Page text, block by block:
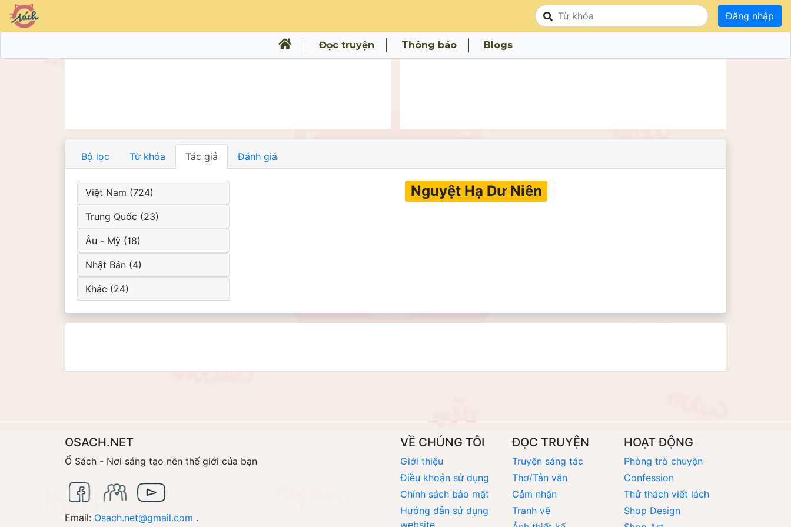
Đăng nhập
Đọc truyện Thông báo Blogs
Bộ lọc Từ khóa Tác giả Đánh giá
Việt Nam (724)
Trung Quốc (23)
Âu - Mỹ (18)
Nhật Bản (4)
Khác (24)
Nguyệt Hạ Dư Niên
OSACH.NET
Ổ Sách - Nơi sáng tạo nên thế giới của bạn
Email: Osach.net@gmail.com .
VỀ CHÚNG TÔI
Giới thiệu
Điều khoản sử dụng
Chính sách bảo mật
Hướng dẫn sử dụng
website
ĐỌC TRUYỆN
Truyện sáng tác
Thơ/Tản văn
Cảm nhận
Tranh vẽ
HOẠT ĐỘNG
Phòng trò chuyện
Confession
Thử thách viết lách
Shop Design